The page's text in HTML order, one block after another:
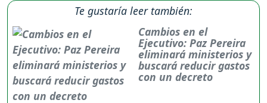
Te gustaría leer también:
Cambios en el
Ejecutivo: Paz Pereira
eliminará ministerios y
buscará reducir gastos
con un decreto